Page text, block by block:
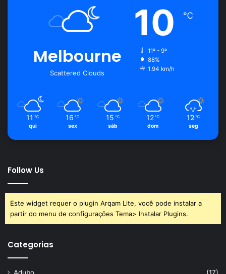
Melbourne
Scattered Clouds
10 ℃
11º - 9º
88%
1.94 km/h
11 ℃
qui
16 ℃
sex
15 ℃
sáb
12 ℃
dom
12 ℃
seg
Follow Us
Este widget requer o plugin Arqam Lite, você pode instalar a
partir do menu de configurações Tema> Instalar Plugins.
Categorias